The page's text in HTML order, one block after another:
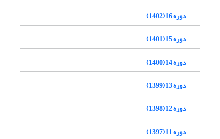
دوره 16 (1402)
دوره 15 (1401)
دوره 14 (1400)
دوره 13 (1399)
دوره 12 (1398)
دوره 11 (1397)